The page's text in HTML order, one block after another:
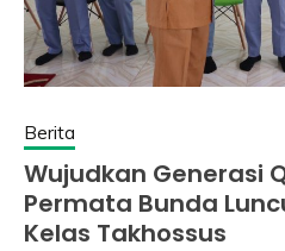
Berita
Wujudkan Generasi
Permata Bunda
Kelas Takhossus